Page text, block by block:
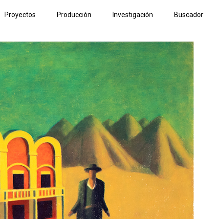
Proyectos Producción Investigación Buscador